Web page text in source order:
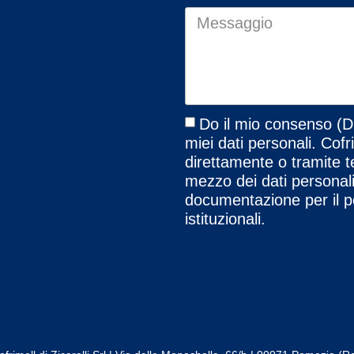
Do il mio consenso
miei dati personali.
direttamente o tramite
mezzo dei dati
documentazione per il
istituzionali.